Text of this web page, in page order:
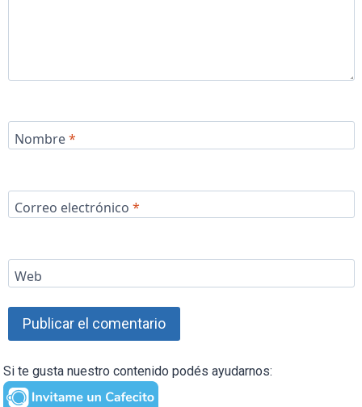
Nombre*
Correo electrónico *
Web
Si te gusta nuestro contenido podés ayudarnos: